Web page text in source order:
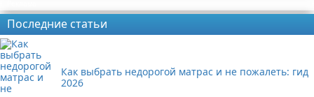
Последние статьи
Как выбрать недорогой матрас и не пожалеть: гид
2026